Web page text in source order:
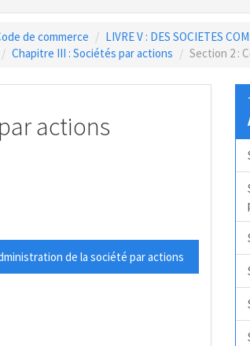
de commerce
LIVRE V : DES SOCIETES
Chapitre III : Sociétés par actions Section 2 :
actions
de la société par actions